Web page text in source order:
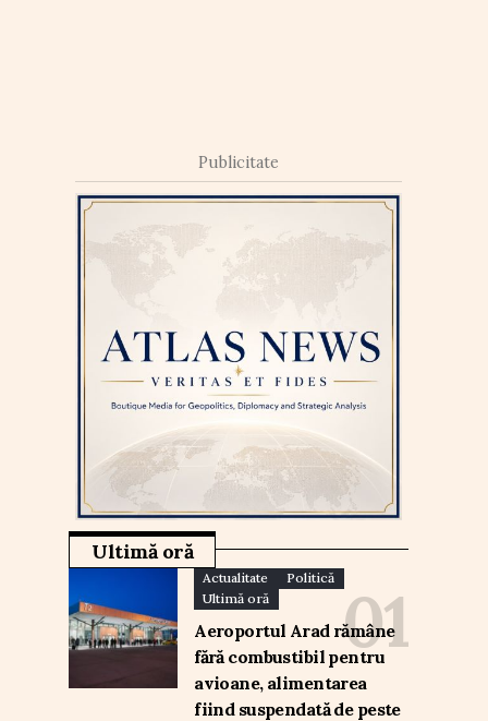
Publicitate
Ultimă oră
Actualitate
Politică
Ultimă oră
Aeroportul Arad rămâne
fără combustibil pentru
avioane, alimentarea
fiind suspendată de peste